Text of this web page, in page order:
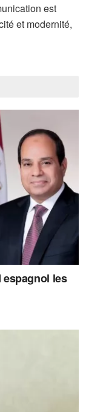
est
et modernité,
espagnol les